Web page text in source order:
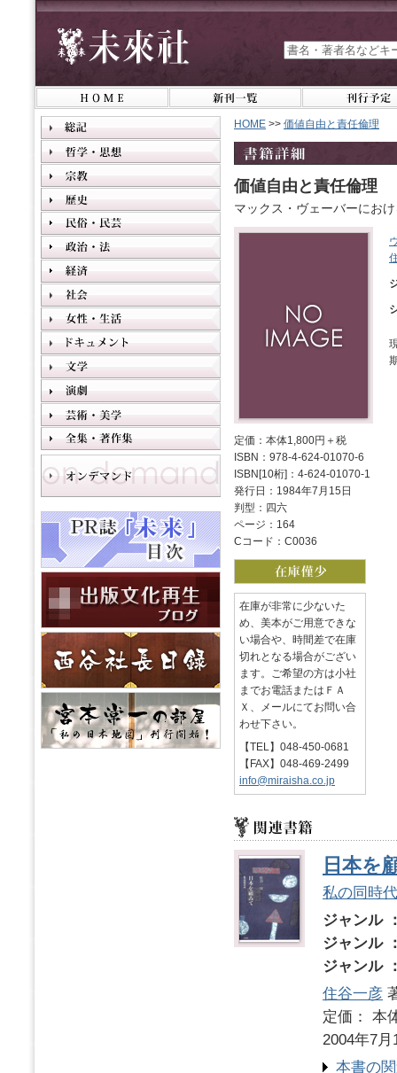
HOME >> 価値自由と責任倫理
価値自由と責任倫理
マックス・ヴェーバーにお
定価：本体1,800円＋税
ISBN：978-4-624-01070-6
ISBN[10桁]：4-624-01070-1
発行日：1984年7月15日
判型：四六
ページ：164
Cコード：C0036
在庫が非常に少ないた
め、美本がご用意できな
い場合や、時間差で在庫
切れとなる場合がござい
ます。ご希望の方は小社
までお電話またはＦＡ
Ｘ、メールにてお問い合
わせ下さい。
【TEL】048-450-0681
【FAX】048-469-2499
info@miraisha.co.jp
日本を
私の同時
ジャンル
ジャンル
ジャンル
住谷一彦
定価：
2004年7月
本書の